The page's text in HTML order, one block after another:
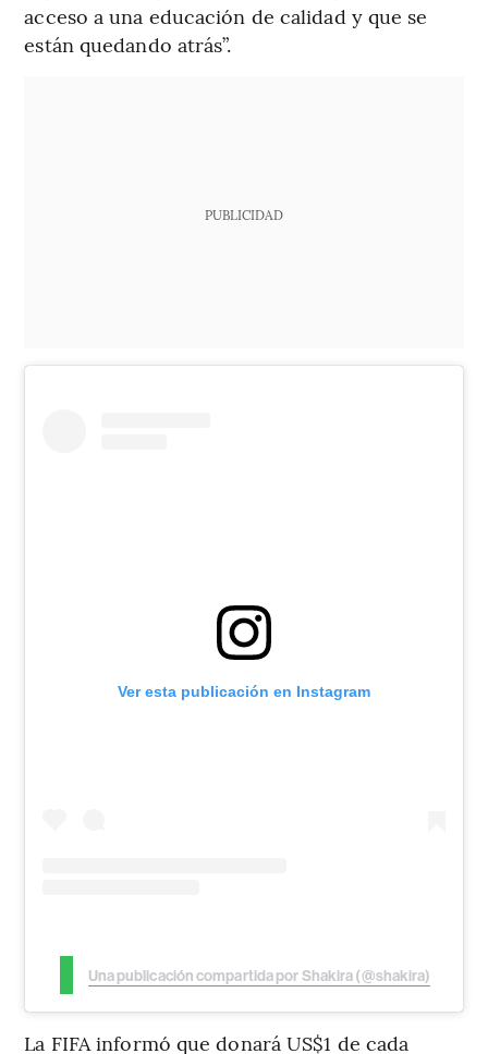
acceso a una educación de calidad y que se
están quedando atrás”.
PUBLICIDAD
Ver esta publicación en Instagram
Una publicación compartida por Shakira (@shakira)
La FIFA informó que donará US$1 de cada